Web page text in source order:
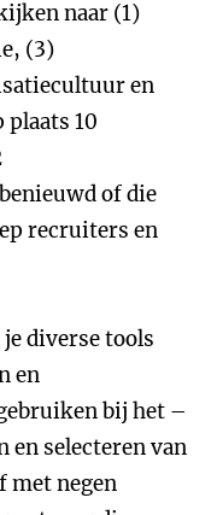
naar (1)
(3)
en
10
of die
recruiters en
diverse tools
en
bij het –
en selecteren van
met negen